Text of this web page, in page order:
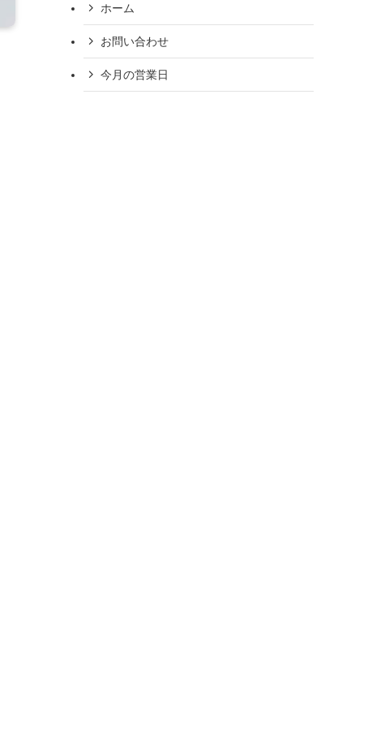
ホーム
お問い合わせ
今月の営業日